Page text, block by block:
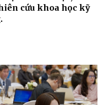
cứu khoa học kỹ